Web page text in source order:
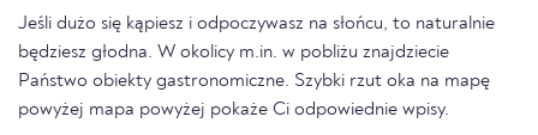
Jeśli dużo się kąpiesz i odpoczywasz na słońcu, to naturalnie
będziesz głodna. W okolicy m.in. w pobliżu znajdziecie
Państwo obiekty gastronomiczne. Szybki rzut oka na mapę
powyżej mapa powyżej pokaże Ci odpowiednie wpisy.